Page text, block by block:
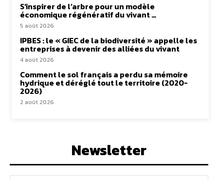
S’inspirer de l’arbre pour un modèle
économique régénératif du vivant …
5 août 2026
IPBES : le « GIEC de la biodiversité » appelle les
entreprises à devenir des alliées du vivant
4 août 2026
Comment le sol français a perdu sa mémoire
hydrique et déréglé tout le territoire (2020-
2026)
2 août 2026
Newsletter